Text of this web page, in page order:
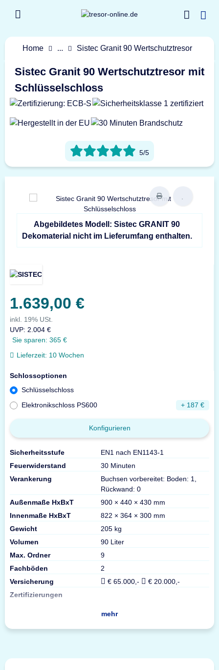
Home ... Sistec Granit 90 Wertschutztresor
Sistec Granit 90 Wertschutztresor mit
Schlüsselschloss
5/5
Abgebildetes Modell: Sistec GRANIT 90
Dekomaterial nicht im Lieferumfang enthalten.
1.639,00 €
inkl. 19% USt.
UVP: 2.004 €
Sie sparen: 365 €
Lieferzeit: 10 Wochen
Schlossoptionen
Schlüsselschloss
Elektronikschloss PS600
+ 187 €
Konfigurieren
Sicherheitsstufe
EN1 nach EN1143-1
Feuerwiderstand
30 Minuten
Verankerung
Buchsen vorbereitet: Boden: 1,
Rückwand: 0
Außenmaße HxBxT
900 × 440 × 430 mm
Innenmaße HxBxT
822 × 364 × 300 mm
Gewicht
205 kg
Volumen
90 Liter
Max. Ordner
9
Fachböden
2
Versicherung
€ 65.000,-
€ 20.000,-
Zertifizierungen
mehr